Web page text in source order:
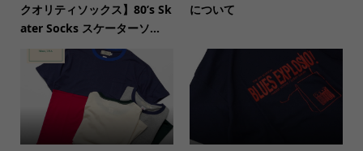
クオリティソックス】80’s Sk
ater Socks スケーターソ...
について